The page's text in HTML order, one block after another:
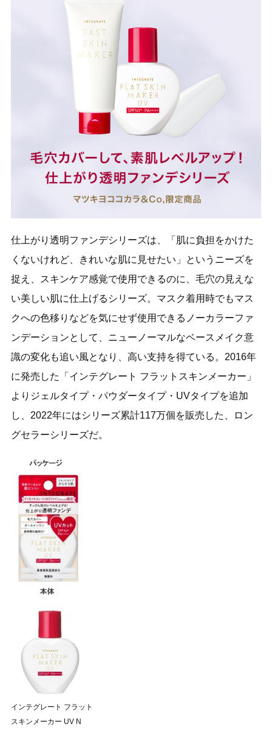
仕上がり透明ファンデシリーズは、「肌に負担をかけた
くないけれど、きれいな肌に見せたい」というニーズを
捉え、スキンケア感覚で使用できるのに、毛穴の見えな
い美しい肌に仕上げるシリーズ。マスク着用時でもマス
クへの色移りなどを気にせず使用できるノーカラーファ
ンデーションとして、ニューノーマルなベースメイク意
識の変化も追い風となり、高い支持を得ている。2016年
に発売した「インテグレート フラットスキンメーカー」
よりジェルタイプ・パウダータイプ・UVタイプを追加
し、2022年にはシリーズ累計117万個を販売した、ロン
グセラーシリーズだ。
インテグレート フラット
スキンメーカー UV N